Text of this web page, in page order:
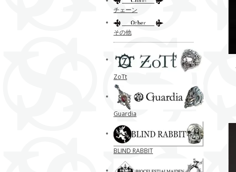
チェーン
その他
ZoTt
Guardia
BLIND RABBIT